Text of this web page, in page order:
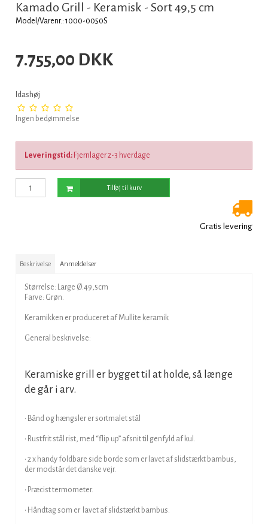
Kamado Grill - Keramisk - Sort 49,5 cm
Model/Varenr.: 1000-0050S
7.755,00 DKK
Idashøj
Ingen bedømmelse
Leveringstid: Fjernlager 2-3 hverdage
Tilføj til kurv
Gratis levering
Beskrivelse Anmeldelser
Størrelse: Large Ø:49,5cm
Farve: Grøn.
Keramikken er produceret af Mullite keramik
General beskrivelse:
Keramiske grill er bygget til at holde, så længe
de går i arv.
• Bånd og hængsler er sortmalet stål
• Rustfrit stål rist, med “flip up” afsnit til genfyld af kul.
• 2 x handy foldbare side borde som er lavet af slidstærkt bambus,
der modstår det danske vejr.
• Præcist termometer.
• Håndtag som er lavet af slidstærkt bambus.